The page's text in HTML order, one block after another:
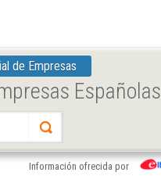
de Empresas
Españolas
Información ofrecida por